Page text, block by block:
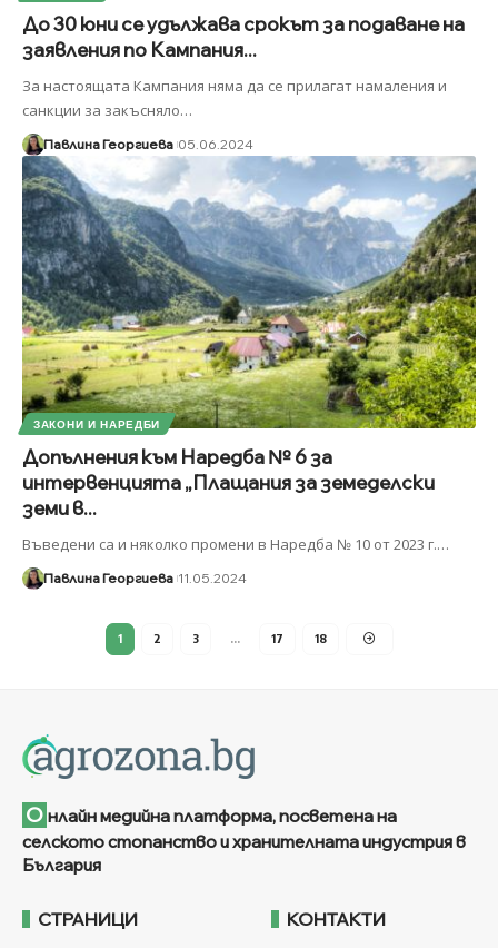
До 30 юни се удължава срокът за подаване на
заявления по Кампания...
За настоящата Кампания няма да се прилагат намаления и
санкции за закъсняло…
Павлина Георгиева 05.06.2024
ЗАКОНИ И НАРЕДБИ
Допълнения към Наредба № 6 за
интервенцията „Плащания за земеделски
земи в...
Въведени са и няколко промени в Наредба № 10 от 2023 г.…
Павлина Георгиева 11.05.2024
1 2 3 … 17 18
О нлайн медийна платформа, посветена на
селското стопанство и хранителната индустрия в
България
СТРАНИЦИ КОНТАКТИ